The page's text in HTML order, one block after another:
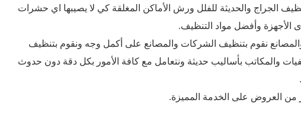
الجراج والحديثة للفلل ورش الأماكن المغلقة كي لا يصيبها اي حشرات
الأجهزة وأفضل مواد التنظيف.
نقوم بتنظيف الشركات والمصانع على أكمل وجه ونقوم بتنظيف
والمكاتب بأساليب حديثة ونتعامل مع كافة الأمور بكل دقة دون حدوث
من العروض على الخدمة المميزة.